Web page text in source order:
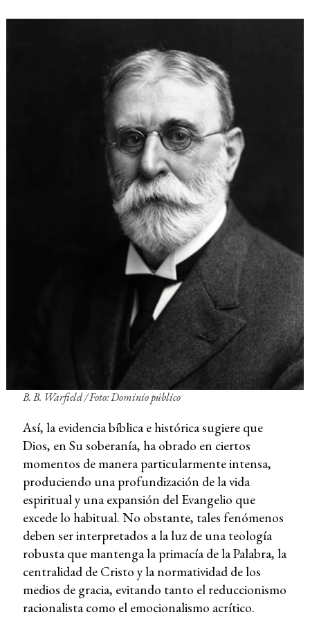
B. B. Warfield / Foto: Dominio público
Así, la evidencia bíblica e histórica sugiere que
Dios, en Su soberanía, ha obrado en ciertos
momentos de manera particularmente intensa,
produciendo una profundización de la vida
espiritual y una expansión del Evangelio que
excede lo habitual. No obstante, tales fenómenos
deben ser interpretados a la luz de una teología
robusta que mantenga la primacía de la Palabra, la
centralidad de Cristo y la normatividad de los
medios de gracia, evitando tanto el reduccionismo
racionalista como el emocionalismo acrítico.